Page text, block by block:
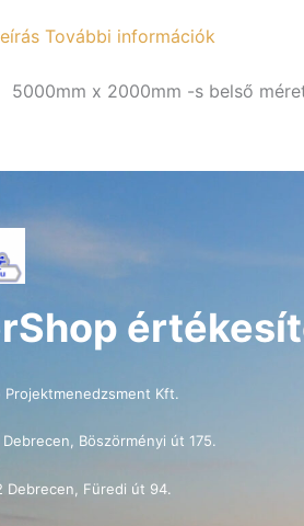
További információk
5000mm x 2000mm -s belső
Projektmenedzsment Kft.
Böszörményi út 175.
Debrecen, Füredi út 94.